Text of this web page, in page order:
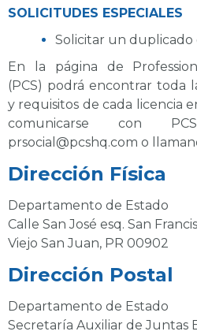
SOLICITUDES ESPECIALES
Solicitar un duplicado
En la página de
(PCS) podrá encontrar toda
y requisitos de cada licencia
comunicarse con
prsocial@pcshq.com o
Dirección Física
Departamento de Estado
Calle San José esq. San
Viejo San Juan, PR 00902
Dirección Postal
Departamento de Estado
Secretaría Auxiliar de Juntas